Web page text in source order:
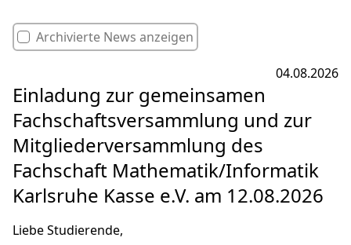
Archivierte News anzeigen
04.08.2026
Einladung zur gemeinsamen
Fachschaftsversammlung und zur
Mitgliederversammlung des
Fachschaft Mathematik/Informatik
Karlsruhe Kasse e.V. am 12.08.2026
Liebe Studierende,